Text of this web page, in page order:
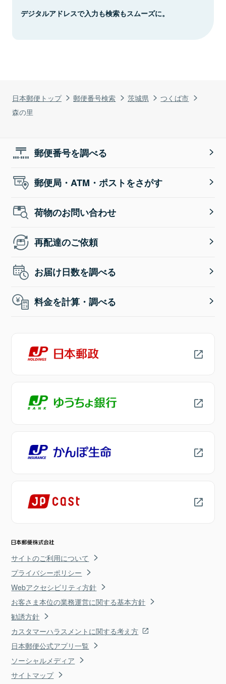
日本郵便トップ 郵便番号検索 茨城県
つくば市
森の里
デジタルアドレスで入力も検索もスムーズに。
郵便番号を調べる
郵便局・ATM・ポストをさがす
荷物のお問い合わせ
再配達のご依頼
お届け日数を調べる
料金を計算・調べる
サイトのご利用について
プライバシーポリシー
Webアクセシビリティ方針
お客さま本位の業務運営に関する基本方針
勧誘方針
カスタマーハラスメントに関する考え方
日本郵便公式アプリ一覧
ソーシャルメディア
サイトマップ